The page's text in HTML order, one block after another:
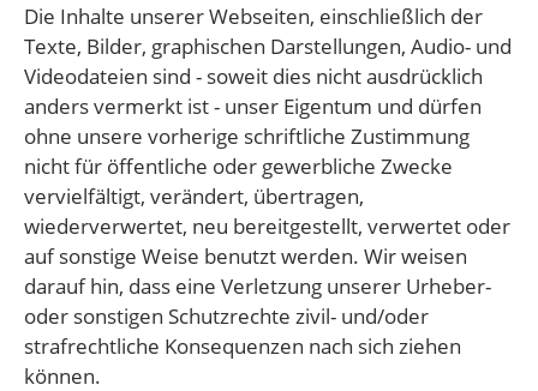
Die Inhalte unserer Webseiten, einschließlich der
Texte, Bilder, graphischen Darstellungen, Audio- und
Videodateien sind - soweit dies nicht ausdrücklich
anders vermerkt ist - unser Eigentum und dürfen
ohne unsere vorherige schriftliche Zustimmung
nicht für öffentliche oder gewerbliche Zwecke
vervielfältigt, verändert, übertragen,
wiederverwertet, neu bereitgestellt, verwertet oder
auf sonstige Weise benutzt werden. Wir weisen
darauf hin, dass eine Verletzung unserer Urheber-
oder sonstigen Schutzrechte zivil- und/oder
strafrechtliche Konsequenzen nach sich ziehen
können.